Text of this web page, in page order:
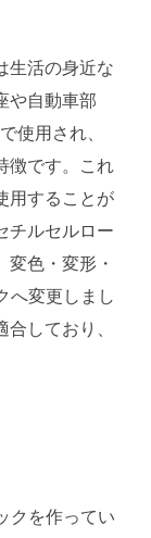
生活の身近な
や自動車部
使用され、
徴です。これ
用することが
チルセルロー
変色・変形・
へ変更しまし
しており、
クを作ってい